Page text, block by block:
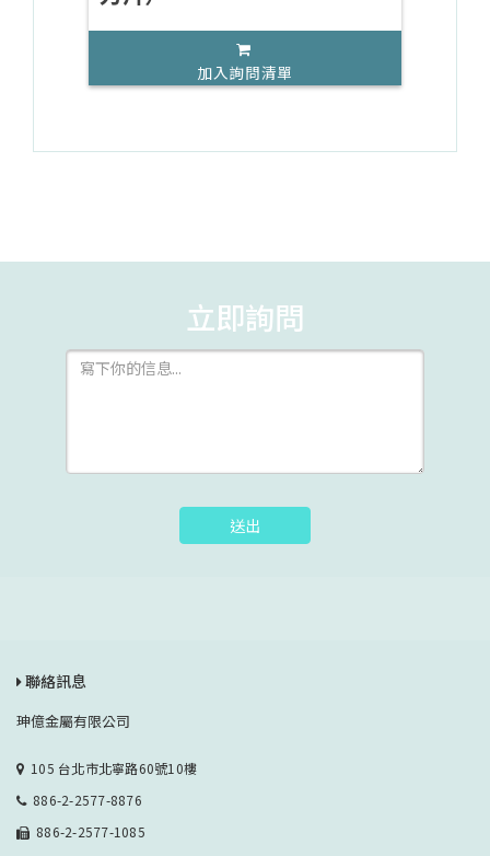
加入詢問清單
立即詢問
送出
聯絡訊息
珅億金屬有限公司
105 台北市北寧路60號10樓
886-2-2577-8876
886-2-2577-1085